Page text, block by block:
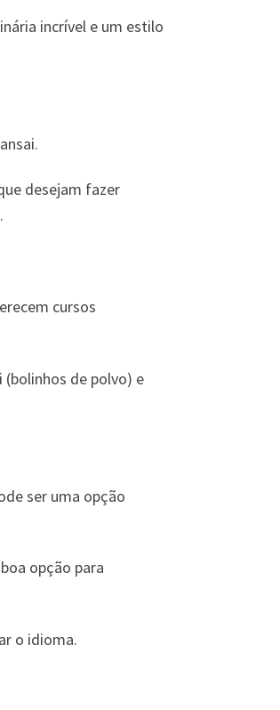
incrível e um estilo
desejam fazer
cursos
de polvo) e
ser uma opção
opção para
o idioma.